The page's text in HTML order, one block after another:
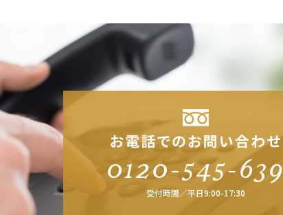
0120-545-639
受付時間／平日9:00-17:30